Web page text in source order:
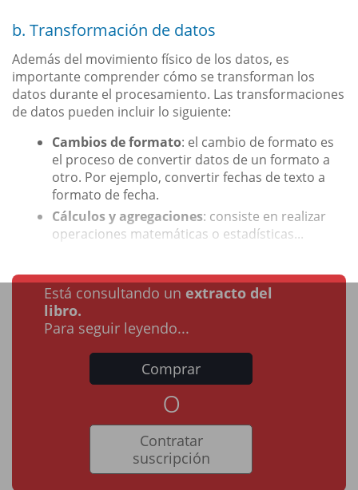
b. Transformación de datos
Además del movimiento físico de los datos, es
importante comprender cómo se transforman los
datos durante el procesamiento. Las transformaciones
de datos pueden incluir lo siguiente:
Cambios de formato: el cambio de formato es
el proceso de convertir datos de un formato a
otro. Por ejemplo, convertir fechas de texto a
formato de fecha.
Cálculos y agregaciones: consiste en realizar
operaciones matemáticas o estadísticas...
Está consultando un extracto del
libro.
Para seguir leyendo...
Comprar
o
Contratar
suscripción